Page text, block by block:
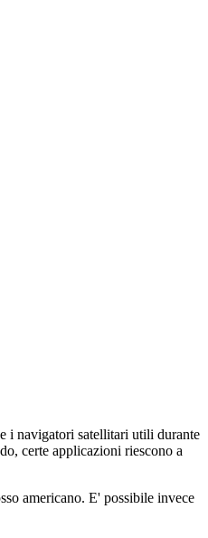
i navigatori satellitari utili durante
certe applicazioni riescono a
americano. E' possibile invece